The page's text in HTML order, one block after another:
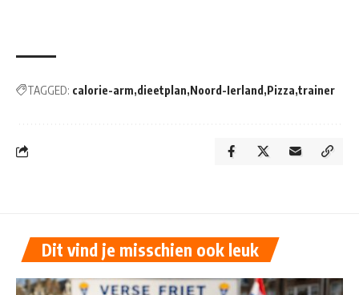
TAGGED: calorie-arm dieetplan Noord-Ierland Pizza trainer
Dit vind je misschien ook leuk